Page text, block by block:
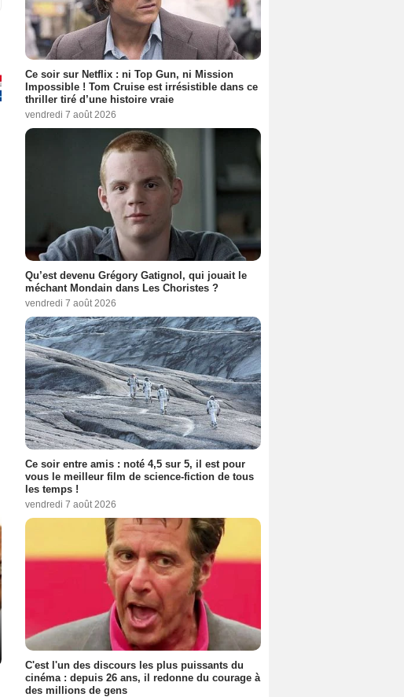
Ce soir sur Netflix : ni Top Gun, ni Mission
Impossible ! Tom Cruise est irrésistible dans ce
thriller tiré d’une histoire vraie
vendredi 7 août 2026
Qu’est devenu Grégory Gatignol, qui jouait le
méchant Mondain dans Les Choristes ?
vendredi 7 août 2026
Ce soir entre amis : noté 4,5 sur 5, il est pour
vous le meilleur film de science-fiction de tous
les temps !
vendredi 7 août 2026
C'est l'un des discours les plus puissants du
cinéma : depuis 26 ans, il redonne du courage à
des millions de gens